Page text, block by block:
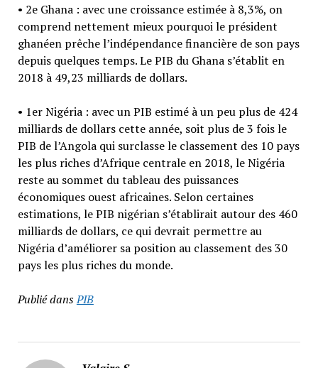
• 2e Ghana : avec une croissance estimée à 8,3%, on
comprend nettement mieux pourquoi le président
ghanéen prêche l’indépendance financière de son pays
depuis quelques temps. Le PIB du Ghana s’établit en
2018 à 49,23 milliards de dollars.
• 1er Nigéria : avec un PIB estimé à un peu plus de 424
milliards de dollars cette année, soit plus de 3 fois le
PIB de l’Angola qui surclasse le classement des 10 pays
les plus riches d’Afrique centrale en 2018, le Nigéria
reste au sommet du tableau des puissances
économiques ouest africaines. Selon certaines
estimations, le PIB nigérian s’établirait autour des 460
milliards de dollars, ce qui devrait permettre au
Nigéria d’améliorer sa position au classement des 30
pays les plus riches du monde.
Publié dansPIB